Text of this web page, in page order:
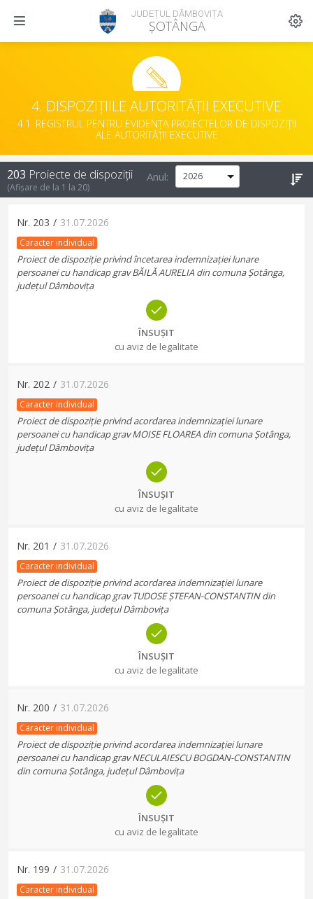
JUDEȚUL DÂMBOVIȚA
ȘOTÂNGA
4. DISPOZIȚIILE AUTORITĂȚII EXECUTIVE
4.1. REGISTRUL PENTRU EVIDENȚA PROIECTELOR DE DISPOZIȚII
ALE AUTORITĂȚII EXECUTIVE
203 Proiecte de dispoziții
(Afișare de la 1 la 20)
Anul:
Nr. 203 / 31.07.2026
Caracter individual
Proiect de dispoziție privind încetarea indemnizației lunare
persoanei cu handicap grav BĂILĂ AURELIA din comuna Șotânga,
județul Dâmbovița
ÎNSUȘIT
cu aviz de legalitate
Nr. 202 / 31.07.2026
Caracter individual
Proiect de dispoziție privind acordarea indemnizației lunare
persoanei cu handicap grav MOISE FLOAREA din comuna Șotânga,
județul Dâmbovița
ÎNSUȘIT
cu aviz de legalitate
Nr. 201 / 31.07.2026
Caracter individual
Proiect de dispoziție privind acordarea indemnizației lunare
persoanei cu handicap grav TUDOSE ȘTEFAN-CONSTANTIN din
comuna Șotânga, județul Dâmbovița
ÎNSUȘIT
cu aviz de legalitate
Nr. 200 / 31.07.2026
Caracter individual
Proiect de dispoziție privind acordarea indemnizației lunare
persoanei cu handicap grav NECULAIESCU BOGDAN-CONSTANTIN
din comuna Șotânga, județul Dâmbovița
ÎNSUȘIT
cu aviz de legalitate
Nr. 199 / 31.07.2026
Caracter individual